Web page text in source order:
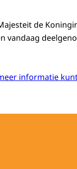
de
vandaag
informatie